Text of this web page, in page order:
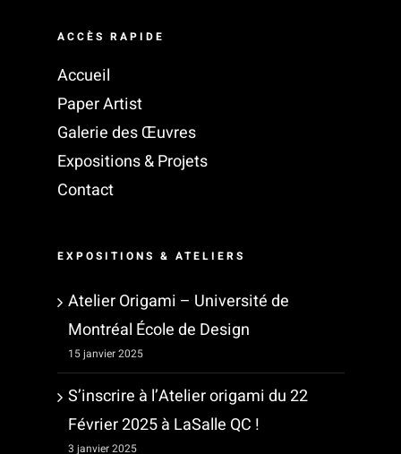
ACCÈS RAPIDE
Accueil
Paper Artist
Galerie des Œuvres
Expositions & Projets
Contact
EXPOSITIONS & ATELIERS
Atelier Origami – Université de
Montréal École de Design
15 janvier 2025
S’inscrire à l’Atelier origami du 22
Février 2025 à LaSalle QC !
3 janvier 2025